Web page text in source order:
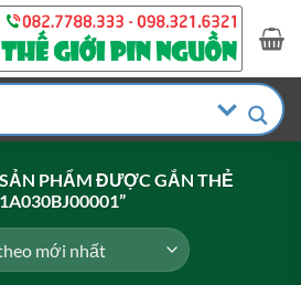
SẢN PHẨM ĐƯỢC GẮN THẺ